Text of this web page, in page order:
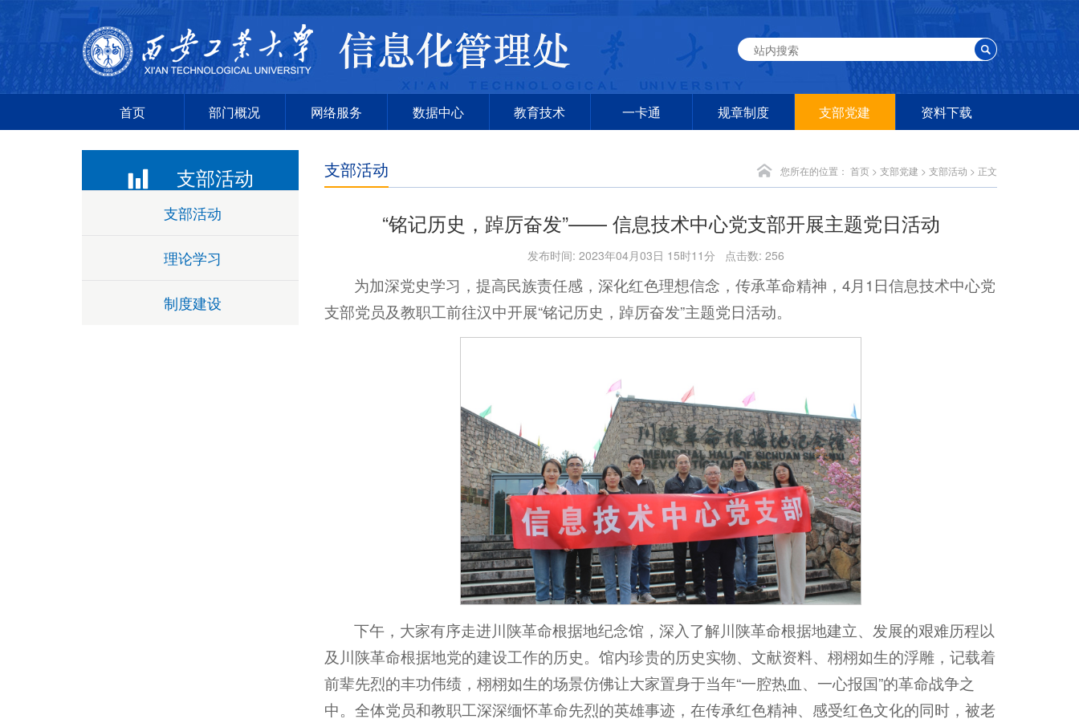
首页 部门概况 网络服务 数据中心 教育技术 一卡通 规章制度 支部党建 资料下载
支部活动
支部活动
理论学习
制度建设
支部活动 您所在的位置： 首页 > 支部党建 > 支部活动 > 正文
“铭记历史，踔厉奋发”—— 信息技术中心党支部开展主题党日活动
发布时间: 2023年04月03日 15时11分 点击数: 256
为加深党史学习，提高民族责任感，深化红色理想信念，传承革命精神，4月1日信息技术中心党
支部党员及教职工前往汉中开展“铭记历史，踔厉奋发”主题党日活动。
下午，大家有序走进川陕革命根据地纪念馆，深入了解川陕革命根据地建立、发展的艰难历程以
及川陕革命根据地党的建设工作的历史。馆内珍贵的历史实物、文献资料、栩栩如生的浮雕，记载着
前辈先烈的丰功伟绩，栩栩如生的场景仿佛让大家置身于当年“一腔热血、一心报国”的革命战争之
中。全体党员和教职工深深缅怀革命先烈的英雄事迹，在传承红色精神、感受红色文化的同时，被老